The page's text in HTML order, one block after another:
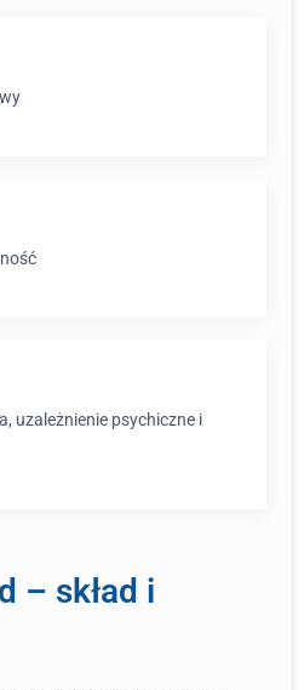
uzależnienie psychiczne i
– skład i